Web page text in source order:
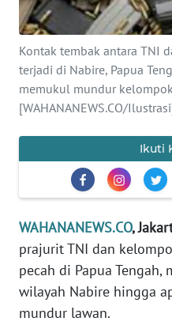
Kontak tembak antara TNI
terjadi di Nabire, Papua
memukul mundur
[WAHANANEWS.CO/
Ikuti
WAHANANEWS.CO,
prajurit TNI dan
pecah di Papua
wilayah Nabire hingga
mundur lawan.
SERBA-SERBI
PENDIDIKAN
OLAHRAGA
EDITORIAL
Informasi
INDEKS
BERITA
KONTAK